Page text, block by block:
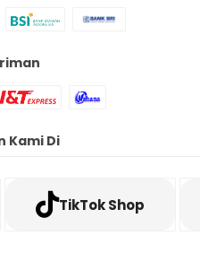
Kami Di
TikTok Shop